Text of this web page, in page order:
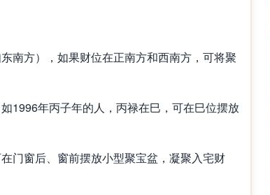
方），如果财位在正南方和西南方，可将聚
年丙子年的人，丙禄在巳，可在巳位摆放
窗后、窗前摆放小型聚宝盆，凝聚入宅财